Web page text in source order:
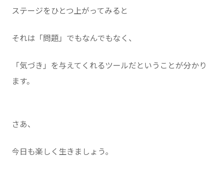
ステージをひとつ上がってみると
それは「問題」でもなんでもなく、
「気づき」を与えてくれるツールだということが分かり
ます。
さあ、
今日も楽しく生きましょう。